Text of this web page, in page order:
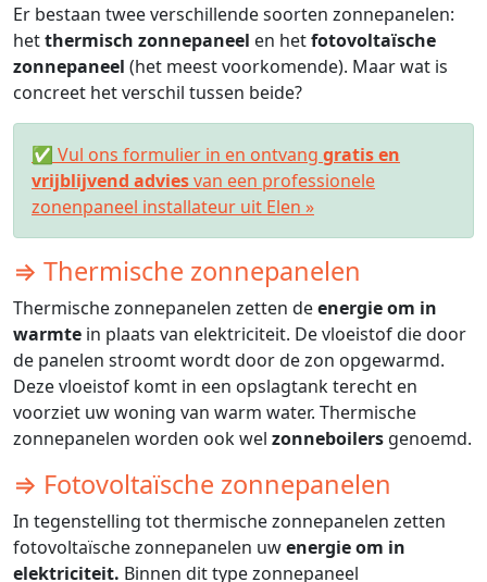
Er bestaan twee verschillende soorten zonnepanelen:
hetthermisch zonnepaneel en hetfotovoltaïsche
zonnepaneel (het meest voorkomende). Maar wat is
concreet het verschil tussen beide?
✅ Vul ons formulier in en ontvang gratis en
vrijblijvend adviesvan een professionele
zonenpaneel installateur uit Elen »
⇒ Thermische zonnepanelen
Thermische zonnepanelen zetten deenergie om in
warmte in plaats van elektriciteit. De vloeistof die door
de panelen stroomt wordt door de zon opgewarmd.
Deze vloeistof komt in een opslagtank terecht en
voorziet uw woning van warm water. Thermische
zonnepanelen worden ook wel zonneboilers genoemd.
⇒ Fotovoltaïsche zonnepanelen
In tegenstelling tot thermische zonnepanelen zetten
fotovoltaïsche zonnepanelen uwenergie om in
elektriciteit. Binnen dit type zonnepaneel